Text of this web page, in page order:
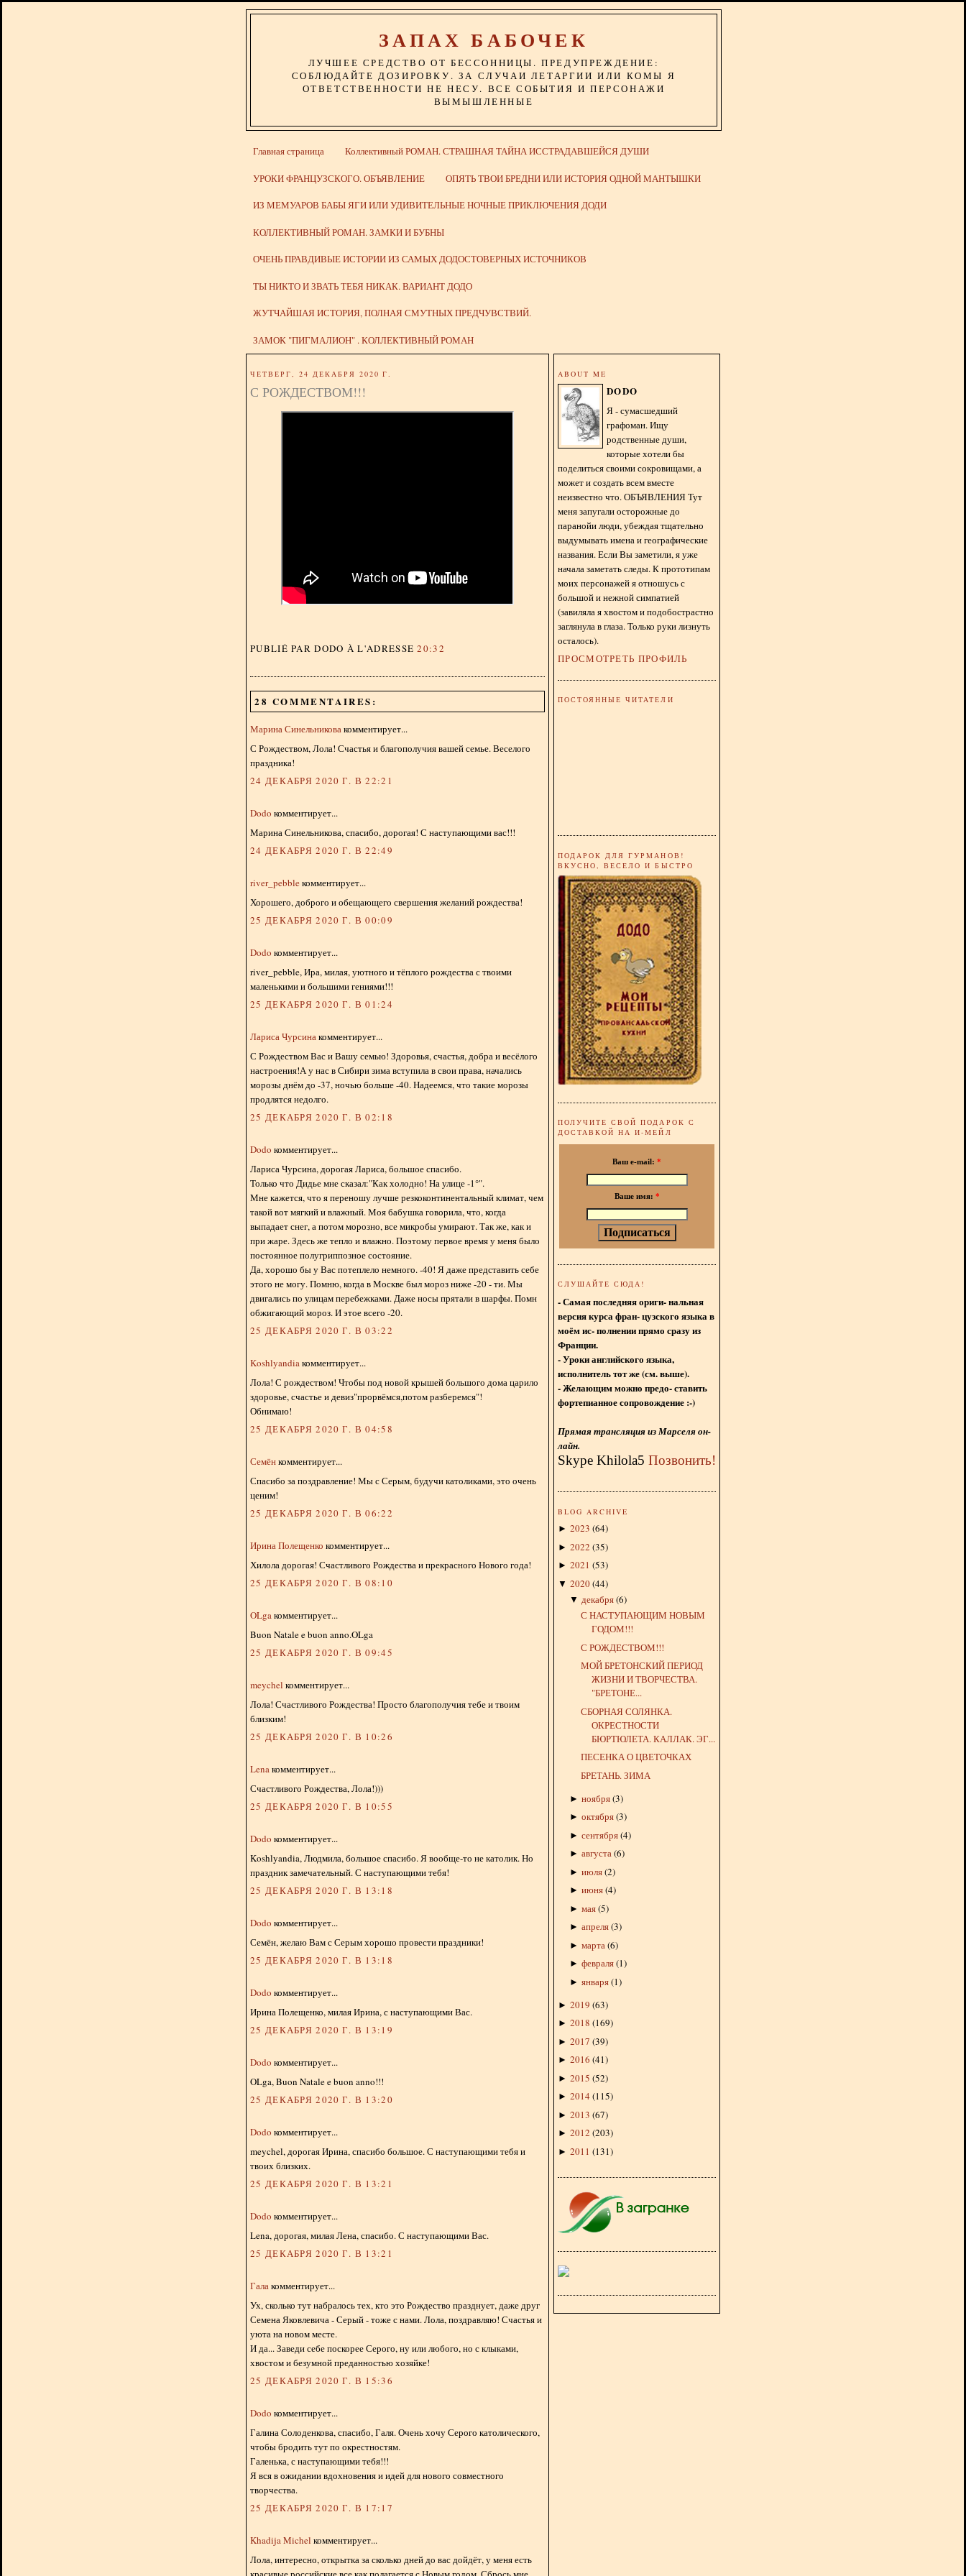
ЗАПАХ БАБОЧЕК
ЛУЧШЕЕ СРЕДСТВО ОТ БЕССОННИЦЫ. ПРЕДУПРЕЖДЕНИЕ:
СОБЛЮДАЙТЕ ДОЗИРОВКУ. ЗА СЛУЧАИ ЛЕТАРГИИ ИЛИ КОМЫ Я
ОТВЕТСТВЕННОСТИ НЕ НЕСУ. ВСЕ СОБЫТИЯ И ПЕРСОНАЖИ
ВЫМЫШЛЕННЫЕ
Главная страница Коллективный РОМАН. СТРАШНАЯ ТАЙНА ИССТРАДАВШЕЙСЯ ДУШИ
УРОКИ ФРАНЦУЗСКОГО. ОБЪЯВЛЕНИЕ ОПЯТЬ ТВОИ БРЕДНИ ИЛИ ИСТОРИЯ ОДНОЙ МАНТЫШКИ
ИЗ МЕМУАРОВ БАБЫ ЯГИ ИЛИ УДИВИТЕЛЬНЫЕ НОЧНЫЕ ПРИКЛЮЧЕНИЯ ДОДИ
КОЛЛЕКТИВНЫЙ РОМАН. ЗАМКИ И БУБНЫ
ОЧЕНЬ ПРАВДИВЫЕ ИСТОРИИ ИЗ САМЫХ ДОДОСТОВЕРНЫХ ИСТОЧНИКОВ
ТЫ НИКТО И ЗВАТЬ ТЕБЯ НИКАК. ВАРИАНТ ДОДО
ЖУТЧАЙШАЯ ИСТОРИЯ, ПОЛНАЯ СМУТНЫХ ПРЕДЧУВСТВИЙ.
ЗАМОК "ПИГМАЛИОН" . КОЛЛЕКТИВНЫЙ РОМАН
ЧЕТВЕРГ, 24 ДЕКАБРЯ 2020 Г.
С РОЖДЕСТВОМ!!!
PUBLIÉ PAR DODO À L'ADRESSE20:32
28 COMMENTAIRES:
Марина Синельниковакомментирует...
С Рождеством, Лола! Счастья и благополучия вашей семье. Веселого
праздника!
24 ДЕКАБРЯ 2020 Г. В 22:21
Dodo комментирует...
Марина Синельникова, спасибо, дорогая! С наступающими вас!!!
24 ДЕКАБРЯ 2020 Г. В 22:49
river_pebbleкомментирует...
Хорошего, доброго и обещающего свершения желаний рождества!
25 ДЕКАБРЯ 2020 Г. В 00:09
Dodo комментирует...
river_pebble, Ира, милая, уютного и тёплого рождества с твоими
маленькими и большими гениями!!!
25 ДЕКАБРЯ 2020 Г. В 01:24
Лариса Чурсинакомментирует...
С Рождеством Вас и Вашу семью! Здоровья, счастья, добра и весёлого
настроения!А у нас в Сибири зима вступила в свои права, начались
морозы днём до -37, ночью больше -40. Надеемся, что такие морозы
продлятся недолго.
25 ДЕКАБРЯ 2020 Г. В 02:18
Dodo комментирует...
Лариса Чурсина, дорогая Лариса, большое спасибо.
Только что Дидье мне сказал:"Как холодно! На улице -1°".
Мне кажется, что я переношу лучше резкоконтинентальный климат, чем
такой вот мягкий и влажный. Моя бабушка говорила, что, когда
выпадает снег, а потом морозно, все микробы умирают. Так же, как и
при жаре. Здесь же тепло и влажно. Поэтому первое время у меня было
постоянное полугриппозное состояние.
Да, хорошо бы у Вас потеплело немного. -40! Я даже представить себе
этого не могу. Помню, когда в Москве был мороз ниже -20 - ти. Мы
двигались по улицам перебежками. Даже носы прятали в шарфы. Помн
обжигающий мороз. И этое всего -20.
25 ДЕКАБРЯ 2020 Г. В 03:22
Koshlyandiaкомментирует...
Лола! С рождеством! Чтобы под новой крышей большого дома царило
здоровье, счастье и девиз"прорвёмся,потом разберемся"!
Обнимаю!
25 ДЕКАБРЯ 2020 Г. В 04:58
Семёнкомментирует...
Спасибо за поздравление! Мы с Серым, будучи католиками, это очень
ценим!
25 ДЕКАБРЯ 2020 Г. В 06:22
Ирина Полещенко комментирует...
Хилола дорогая! Счастливого Рождества и прекрасного Нового года!
25 ДЕКАБРЯ 2020 Г. В 08:10
OLgaкомментирует...
Buon Natale e buon anno.OLga
25 ДЕКАБРЯ 2020 Г. В 09:45
meychel комментирует...
Лола! Счастливого Рождества! Просто благополучия тебе и твоим
близким!
25 ДЕКАБРЯ 2020 Г. В 10:26
Lenaкомментирует...
Счастливого Рождества, Лола!)))
25 ДЕКАБРЯ 2020 Г. В 10:55
Dodo комментирует...
Koshlyandia, Людмила, большое спасибо. Я вообще-то не католик. Но
праздник замечательный. С наступающими тебя!
25 ДЕКАБРЯ 2020 Г. В 13:18
Dodo комментирует...
Семён, желаю Вам с Серым хорошо провести праздники!
25 ДЕКАБРЯ 2020 Г. В 13:18
Dodo комментирует...
Ирина Полещенко, милая Ирина, с наступающими Вас.
25 ДЕКАБРЯ 2020 Г. В 13:19
Dodo комментирует...
OLga, Buon Natale e buon anno!!!
25 ДЕКАБРЯ 2020 Г. В 13:20
Dodo комментирует...
meychel, дорогая Ирина, спасибо большое. С наступающими тебя и
твоих близких.
25 ДЕКАБРЯ 2020 Г. В 13:21
Dodo комментирует...
Lena, дорогая, милая Лена, спасибо. С наступающими Вас.
25 ДЕКАБРЯ 2020 Г. В 13:21
Галакомментирует...
Ух, сколько тут набралось тех, кто это Рождество празднует, даже друг
Семена Яковлевича - Серый - тоже с нами. Лола, поздравляю! Счастья и
уюта на новом месте.
И да... Заведи себе поскорее Серого, ну или любого, но с клыками,
хвостом и безумной преданностью хозяйке!
25 ДЕКАБРЯ 2020 Г. В 15:36
Dodo комментирует...
Галина Солоденкова, спасибо, Галя. Очень хочу Серого католического,
чтобы бродить тут по окрестностям.
Галенька, с наступающими тебя!!!
Я вся в ожидании вдохновения и идей для нового совместного
творчества.
25 ДЕКАБРЯ 2020 Г. В 17:17
Khadija Michel комментирует...
Лола, интересно, открытка за сколько дней до вас дойдёт, у меня есть
ABOUT ME
DODO
Я - сумасшедший
графоман. Ищу
родственные души,
которые хотели бы
поделиться своими сокровищами, а
может и создать всем вместе
неизвестно что. ОБЪЯВЛЕНИЯ Тут
меня запугали осторожные до
паранойи люди, убеждая тщательно
выдумывать имена и географические
названия. Если Вы заметили, я уже
начала заметать следы. К прототипам
моих персонажей я отношусь с
большой и нежной симпатией
(завиляла я хвостом и подобострастно
заглянула в глаза. Только руки лизнуть
осталось).
ПРОСМОТРЕТЬ ПРОФИЛЬ
ПОСТОЯННЫЕ ЧИТАТЕЛИ
ПОДАРОК ДЛЯ ГУРМАНОВ!
ВКУСНО, ВЕСЕЛО И БЫСТРО
ПОЛУЧИТЕ СВОЙ ПОДАРОК С
ДОСТАВКОЙ НА И-МЕЙЛ
Ваш e-mail: *
Ваше имя: *
СЛУШАЙТЕ СЮДА!
- Самая последняя ориги- нальная
версия курса фран- цузского языка в
моём ис- полнении прямо сразу из
Франции.
- Уроки английского языка,
исполнитель тот же (см. выше).
- Желающим можно предо- ставить
фортепианное сопровождение :-)
Прямая трансляция из Марселя он-
лайн.
Skype Khilola5 Позвонить!
BLOG ARCHIVE
► 2023 (64)
► 2022 (35)
► 2021 (53)
▼ 2020(44)
▼ декабря(6)
С НАСТУПАЮЩИМ НОВЫМ
ГОДОМ!!!
С РОЖДЕСТВОМ!!!
МОЙ БРЕТОНСКИЙ ПЕРИОД
ЖИЗНИ И ТВОРЧЕСТВА.
"БРЕТОНЕ...
СБОРНАЯ СОЛЯНКА.
ОКРЕСТНОСТИ
БЮРТЮЛЕТА. КАЛЛАК. ЭГ...
ПЕСЕНКА О ЦВЕТОЧКАХ
БРЕТАНЬ. ЗИМА
► ноября(3)
► октября(3)
► сентября(4)
► августа(6)
► июля(2)
► июня(4)
► мая(5)
► апреля(3)
► марта(6)
► февраля(1)
► января(1)
► 2019 (63)
► 2018 (169)
► 2017 (39)
► 2016 (41)
► 2015 (52)
► 2014 (115)
► 2013 (67)
► 2012 (203)
► 2011 (131)